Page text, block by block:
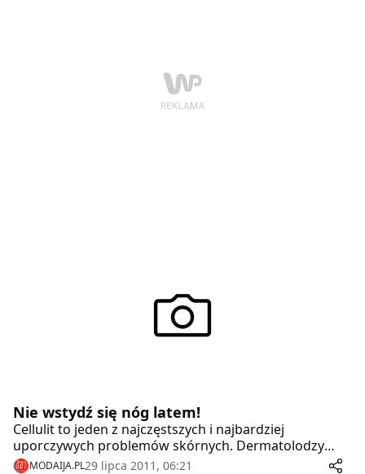
Nie wstydź się nóg latem!
Cellulit to jeden z najczęstszych i najbardziej
uporczywych problemów skórnych. Dermatolodzy
szacują, że boryka się z nim około 80% kobiet. Walka z
MODAIJA.PL29 lipca 2011, 06:21